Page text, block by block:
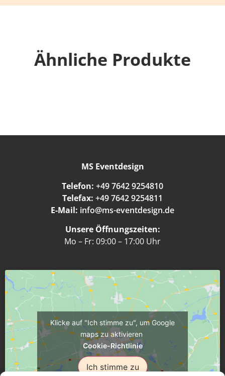
Ähnliche Produkte
MS Eventdesign
Telefon: +49 7642 9254810
Telefax: +49 7642 9254811
E-Mail: info@ms-eventdesign.de
Unsere Öffnungszeiten:
Mo – Fr: 09:00 – 17:00 Uhr
Klicke auf "Ich stimme zu", um Google
maps zu aktivieren
Cookie-Richtlinie
Ich stimme zu